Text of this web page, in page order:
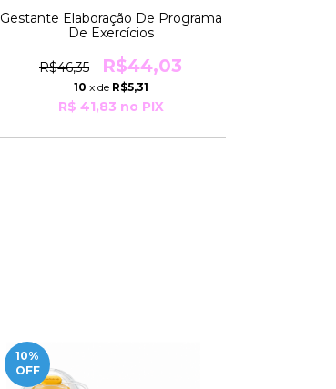
Gestante Elaboração De Programa
De Exercícios
R$46,35 R$44,03
10 x de R$5,31
R$ 41,83 no PIX
10%
OFF